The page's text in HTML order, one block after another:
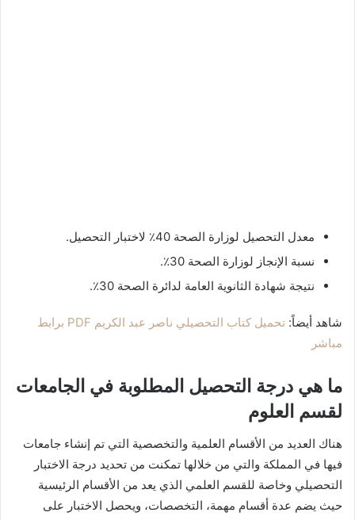
معدل التحصيل لوزارة الصحة 40٪ لاختبار التحصيل.
نسبة الإنجاز لوزارة الصحة 30٪.
نتيجة شهادة الثانوية العامة لدائرة الصحة 30٪.
شاهد أيضاً:
تحميل كتاب التحصيلي ناصر عبد الكريم PDF برابط
مباشر
ما هي درجة التحصيل المطلوبة في الجامعات
لقسم العلوم
هناك العديد من الأقسام العلمية والتخصصية التي تم إنشاء جامعات
فيها في المملكة والتي من خلالها تمكنت من تحديد درجة الاختبار
التحصيلي وخاصة للقسم العلمي الذي يعد من الأقسام الرئيسية
حيث يضم عدة أقسام مهمة، التخصصات، ويحصل الاختبار على